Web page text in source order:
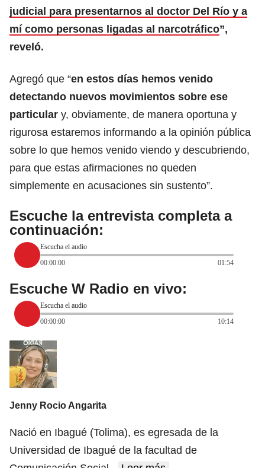
judicial para presentarnos al doctor Del Río y a
mí como personas ligadas al narcotráfico”,
reveló.
Agregó que “en estos días hemos venido
detectando nuevos movimientos sobre ese
particular y, obviamente, de manera oportuna y
rigurosa estaremos informando a la opinión pública
sobre lo que hemos venido viendo y descubriendo,
para que estas afirmaciones no queden
simplemente en acusaciones sin sustento”.
Escuche la entrevista completa a
continuación:
Escucha el audio
00:00:00
01:54
Escuche W Radio en vivo:
Escucha el audio
00:00:00
10:14
Jenny Rocio Angarita
Nació en Ibagué (Tolima), es egresada de la
Universidad de Ibagué de la facultad de